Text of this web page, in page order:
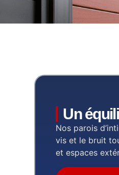
Un
Nos parois
vis et le bruit
et espaces